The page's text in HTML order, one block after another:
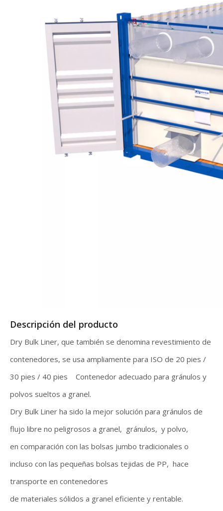
Descripción del producto
Dry Bulk Liner, que también se denomina revestimiento de
contenedores, se usa ampliamente para ISO de 20 pies /
30 pies / 40 pies Contenedor adecuado para gránulos y
polvos sueltos a granel.
Dry Bulk Liner ha sido la mejor solución para gránulos de
flujo libre no peligrosos a granel, gránulos, y polvo,
en comparación con las bolsas jumbo tradicionales o
incluso con las pequeñas bolsas tejidas de PP, hace
transporte en contenedores
de materiales sólidos a granel eficiente y rentable.